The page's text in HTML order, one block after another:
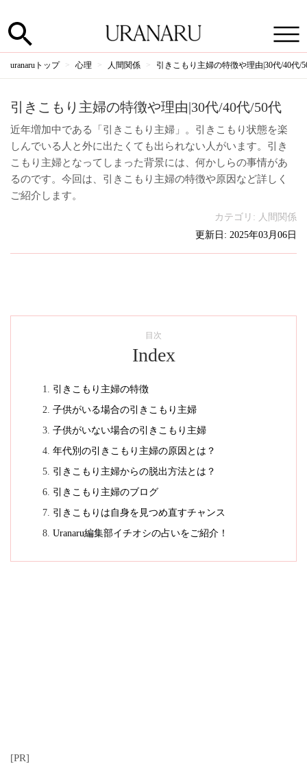
uranaruトップ 心理 人間関係 引きこもり主婦の特徴や理由|30代/40代/
引きこもり主婦の特徴や理由|30代/40代/50代
近年増加中である「引きこもり主婦」。引きこもり状態を楽
しんでいる人と外に出たくても出られない人がいます。引き
こもり主婦となってしまった背景には、何かしらの事情があ
るのです。今回は、引きこもり主婦の特徴や原因など詳しく
ご紹介します。
カテゴリ: 人間関係
更新日: 2025年03月06日
目次
Index
引きこもり主婦の特徴
子供がいる場合の引きこもり主婦
子供がいない場合の引きこもり主婦
年代別の引きこもり主婦の原因とは？
引きこもり主婦からの脱出方法とは？
引きこもり主婦のブログ
引きこもりは自身を見つめ直すチャンス
Uranaru編集部イチオシの占いをご紹介！
[PR]